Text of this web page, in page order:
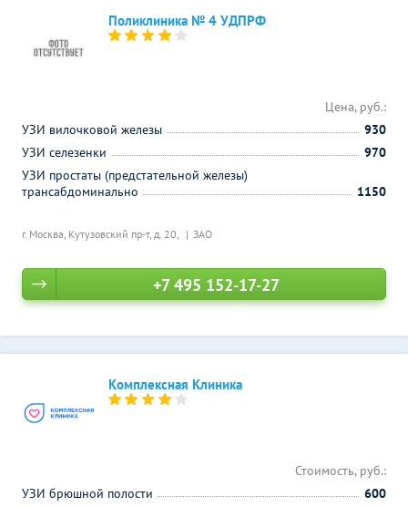
Поликлиника № 4 УДПРФ
г. Москва, Кутузовский пр-т, д. 20, ЗАО
Цена, руб.:
УЗИ вилочковой железы
930
УЗИ селезенки
970
УЗИ простаты (предстательной железы)
трансабдоминально
1150
+7 495 152-17-27
Комплексная Клиника
Стоимость, руб.:
УЗИ брюшной полости
600